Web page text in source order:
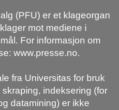
(PFU) er et klageorgan
mot mediene i
For informasjon om
www.presse.no.
fra Universitas for bruk
indeksering (for
datamining) er ikke